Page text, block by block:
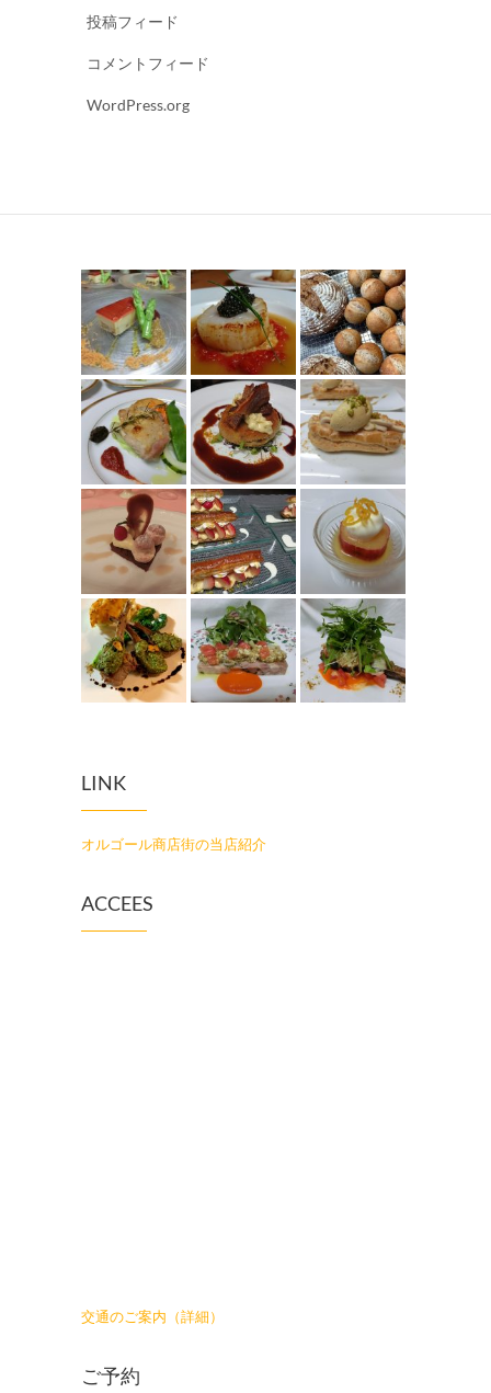
投稿フィード
コメントフィード
WordPress.org
LINK
オルゴール商店街の当店紹介
ACCEES
交通のご案内（詳細）
ご予約